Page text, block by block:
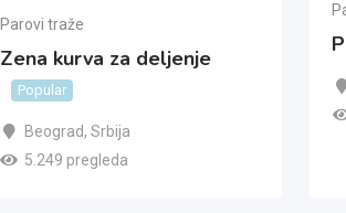
Parovi traže
Zena kurva za deljenje
Popular
Beograd, Srbija
5.249 pregleda